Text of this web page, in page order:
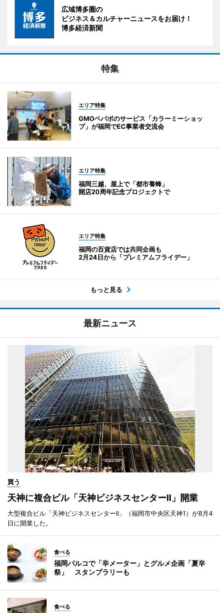
広域博多圏の
ビジネス＆カルチャーニュースをお届け！
博多経済新聞
特集
エリア特集
GMOペパボのサービス「カラーミーショッ
プ」が福岡でEC事業者交流会
エリア特集
福岡三越、屋上で「都市養蜂」
開店20周年記念プロジェクトで
エリア特集
福岡の百貨店では共同企画も
2月24日から「プレミアムフライデー」
もっと見る
最新ニュース
買う
天神に複合ビル「天神ビジネスセンターII」開業
大型複合ビル「天神ビジネスセンターII」（福岡市中央区天神1）が8月4
日に開業した。
食べる
福岡パルコで「辛メーター」とグルメ企画「夏辛
祭」 スタンプラリーも
食べる